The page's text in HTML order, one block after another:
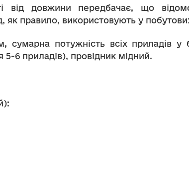
від довжини передбачає, що
правило, використовують у
сумарна потужність всіх приладів
5-6 приладів), провідник мідний.